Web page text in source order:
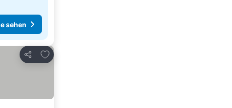
sehen
Teilen
Zu Favoriten hinzufügen